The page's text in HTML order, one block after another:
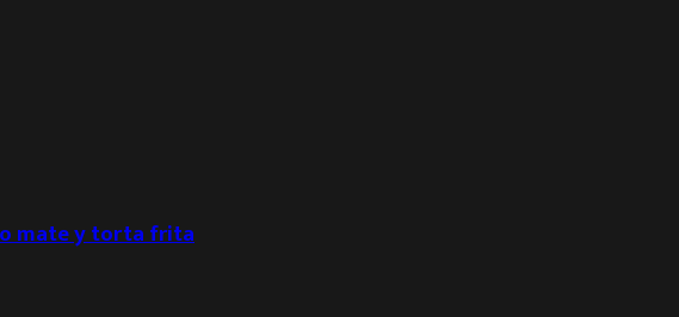
mate y torta frita